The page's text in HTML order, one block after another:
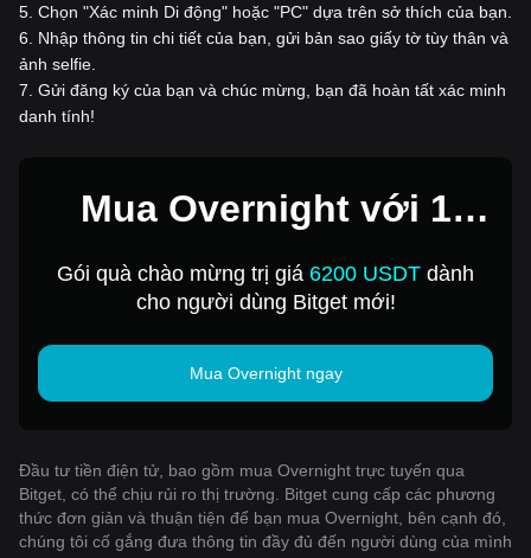
5 Chọn "Xác minh Di động" hoặc "PC" dựa trên sở thích của bạn.
6
Nhập thông tin chi tiết của bạn, gửi bản sao giấy tờ tùy thân và
ảnh selfie.
7 Gửi đăng ký của bạn và chúc mừng, bạn đã hoàn tất xác minh
danh tính!
Mua Overnight với 1
USD
Gói quà chào mừng trị giá 6200 USDT dành
cho người dùng Bitget mới!
Mua Overnight ngay
Đầu tư tiền điện tử, bao gồm mua Overnight trực tuyến qua
Bitget, có thể chịu rủi ro thị trường. Bitget cung cấp các phương
thức đơn giản và thuận tiện để bạn mua Overnight, bên cạnh đó,
chúng tôi cố gắng đưa thông tin đầy đủ đến người dùng của mình